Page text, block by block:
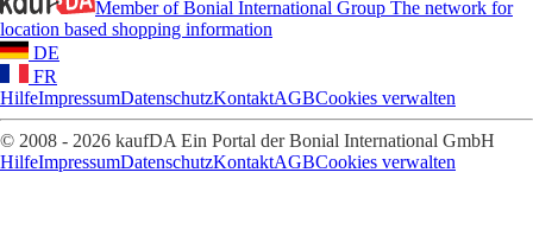
Member of Bonial International Group The network for
location based shopping information
DE
FR
HilfeImpressumDatenschutzKontaktAGBCookies verwalten
© 2008 - 2026 kaufDA Ein Portal der Bonial International GmbH
HilfeImpressumDatenschutzKontaktAGBCookies verwalten